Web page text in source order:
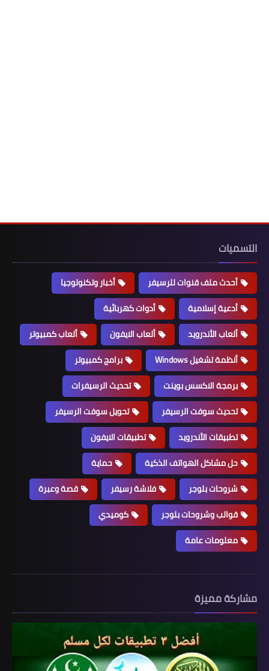
التسميات
أحدث ملف قنوات للرسيفر
أخبار وتكنولوجيا
أدعية إسلامية
أدوات كهربائية
ألعاب الأندرويد
ألعاب الايفون
ألعاب كمبيوتر
أنظمة تشغيل Windows
برامج كمبيوتر
برمجة الاكسس بوينت
تحديث الرسيفرات
تحديث سوفت الرسيفر
تحويل سوفت الرسيفر
تطبيقات الأندرويد
تطبيقات الايفون
حل مشاكل الهواتف الذكية
حماية
شروحات بلوجر
فلاشة رسيفر
قصة وعبرة
قوالب وشروحات بلوجر
كوميدي
معلومات عامة
مشاركة مميزة